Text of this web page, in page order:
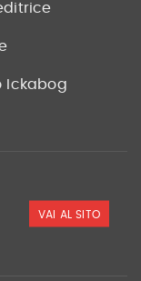
Ickabog
VAI AL SITO